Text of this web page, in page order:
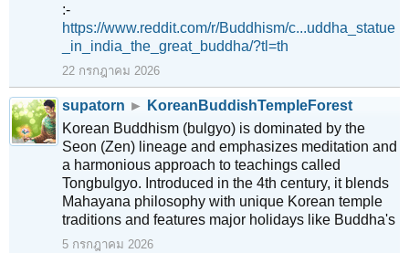
:-
https://www.reddit.com/r/Buddhism/c...uddha_statue
_in_india_the_great_buddha/?tl=th
22 กรกฎาคม 2026
supatorn ► KoreanBuddishTempleForest
Korean Buddhism (bulgyo) is dominated by the
Seon (Zen) lineage and emphasizes meditation and
a harmonious approach to teachings called
Tongbulgyo. Introduced in the 4th century, it blends
Mahayana philosophy with unique Korean temple
traditions and features major holidays like Buddha's
5 กรกฎาคม 2026